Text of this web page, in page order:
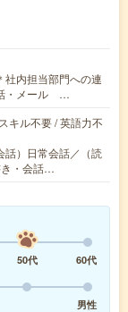
社内担当部門への連
・メール …
キル不要 / 英語力不
話）日常会話／（読
き・会話…
50代
60代
男性